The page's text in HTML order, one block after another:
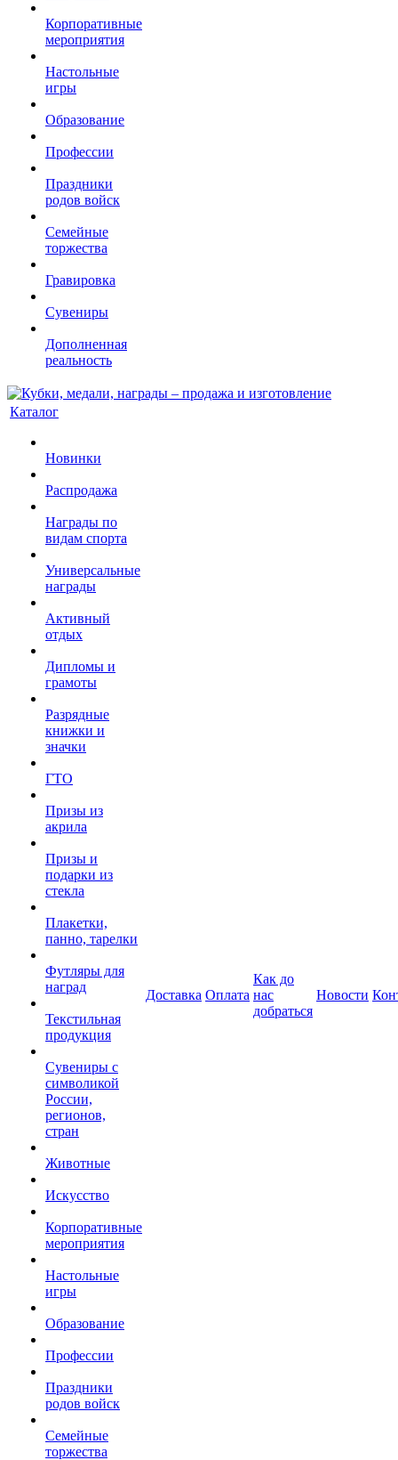
Корпоративные
мероприятия
Настольные
игры
Образование
Профессии
Праздники
родов войск
Семейные
торжества
Гравировка
Сувениры
Дополненная
реальность
Каталог
Новинки
Распродажа
Награды по
видам спорта
Универсальные
награды
Активный
отдых
Дипломы и
грамоты
Разрядные
книжки и
значки
ГТО
Призы из
акрила
Призы и
подарки из
стекла
Плакетки,
панно, тарелки
Футляры для
наград
Текстильная
продукция
Сувениры с
символикой
России,
регионов,
стран
Животные
Искусство
Корпоративные
мероприятия
Настольные
игры
Образование
Профессии
Праздники
родов войск
Семейные
торжества
Доставка Оплата
Как до
нас
добраться
Новости